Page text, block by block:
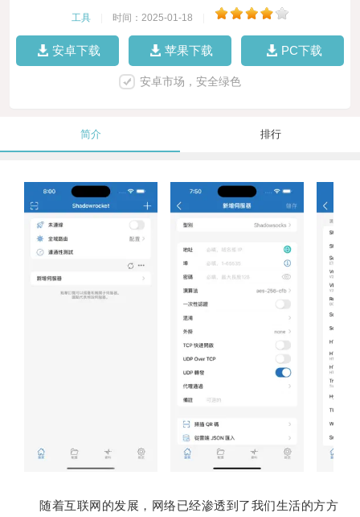
工具 时间：2025-01-18
安卓下载 苹果下载 PC下载
安卓市场，安全绿色
简介 排行
随着互联网的发展，网络已经渗透到了我们生活的方方